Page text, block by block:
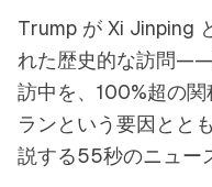
Trump が Xi Jinping
れた歴史的な訪問
訪中を、100%超の
ランという要因とと
説する55秒のニュー